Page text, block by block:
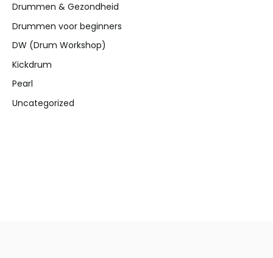
r
:
Drummen & Gezondheid
Drummen voor beginners
DW (Drum Workshop)
Kickdrum
Pearl
Uncategorized